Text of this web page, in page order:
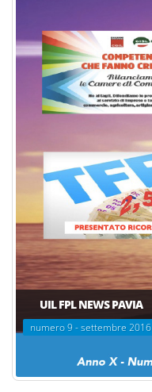
UIL FPL NEWS PAVIA
numero 9 - settembre 2016